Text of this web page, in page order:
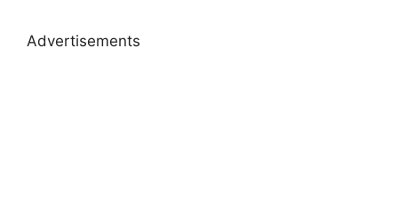
Advertisements